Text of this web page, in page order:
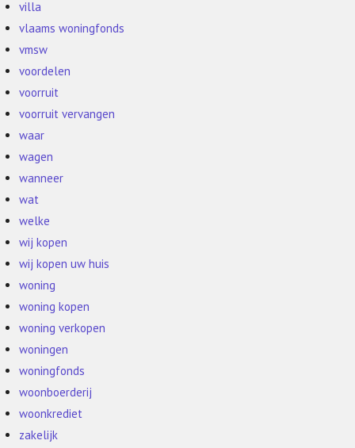
villa
vlaams woningfonds
vmsw
voordelen
voorruit
voorruit vervangen
waar
wagen
wanneer
wat
welke
wij kopen
wij kopen uw huis
woning
woning kopen
woning verkopen
woningen
woningfonds
woonboerderij
woonkrediet
zakelijk